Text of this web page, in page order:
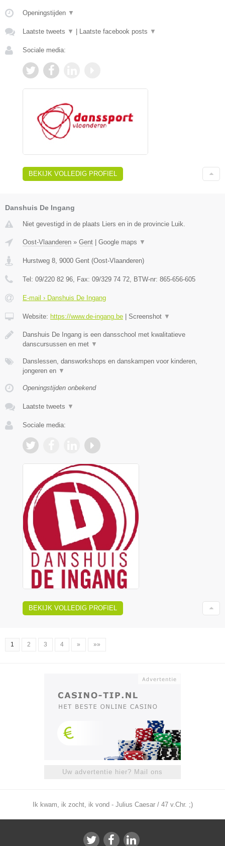
Openingstijden ▼
Laatste tweets ▼ Laatste facebook posts ▼
Sociale media:
BEKIJK VOLLEDIG PROFIEL
Danshuis De Ingang
Niet gevestigd in de plaats Liers en in de provincie Luik.
Oost-Vlaanderen » Gent Google maps ▼
Hurstweg 8 9000 Gent (Oost-Vlaanderen)
Tel: 09/220 82 96 , Fax: 09/329 74 72 , BTW-nr: 865-656-605
E-mail › Danshuis De Ingang
Website: https://www.de-ingang.be Screenshot ▼
Danshuis De Ingang is een dansschool met kwalitatieve
danscursussen en met ▼
Danslessen, dansworkshops en danskampen voor kinderen,
jongeren en ▼
Openingstijden onbekend
Laatste tweets ▼
Sociale media:
BEKIJK VOLLEDIG PROFIEL
1 2 3 4 » »»
Uw advertentie hier? Mail ons
Ik kwam, ik zocht, ik vond - Julius Caesar / 47 v.Chr. ;)